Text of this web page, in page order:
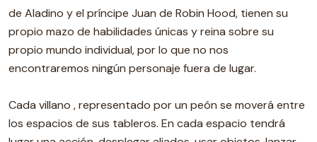
de Aladino y el príncipe Juan de Robin Hood, tienen su
propio mazo de habilidades únicas y reina sobre su
propio mundo individual, por lo que no nos
encontraremos ningún personaje fuera de lugar.
Cada villano , representado por un peón se moverá entre
los espacios de sus tableros. En cada espacio tendrá